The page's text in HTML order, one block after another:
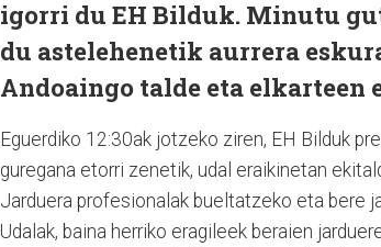
igorri du EH Bilduk. Minutu
du astelehenetik aurrera
Andoaingo talde eta elkarteen
Eguerdiko 12:30ak jotzeko ziren, EH Bilduk
guregana etorri zenetik, udal eraikinetan
Jarduera profesionalak bueltatzeko eta bere
Udalak, baina herriko eragileek beraien